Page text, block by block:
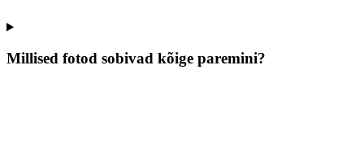
Millised fotod sobivad kõige paremini?